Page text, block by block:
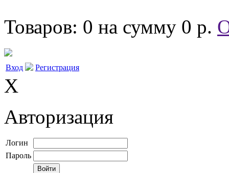
Товаров: 0 на сумму 0 р.
Вход Регистрация
X
Авторизация
Логин
Пароль